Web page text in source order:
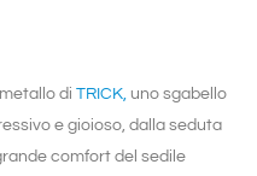
di TRICK, uno sgabello
e gioioso, dalla seduta
comfort del sedile